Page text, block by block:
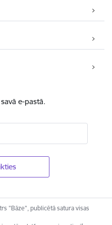
e-pastā.
"Bāze", publicētā satura visas